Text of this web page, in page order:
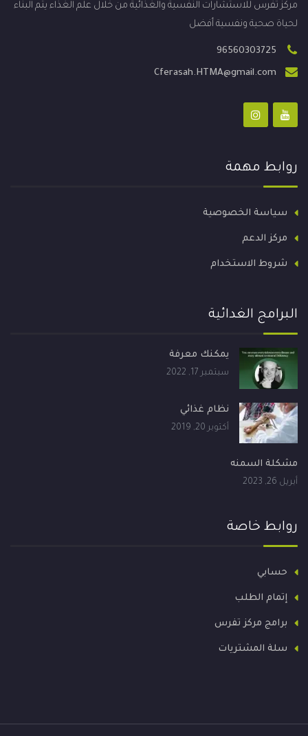
مركز تفرس للاستشارات النفسية والغذائية من خلال علم الغذاء يتم البناء
لحياة صحية ونفسية أفضل
96560303725
Cferasah.HTMA@gmail.com
روابط مهمة
سياسة الخصوصية
مركز الدعم
شروط الاستخدام
البرامج الغدائية
يمكنك معرفة
سبتمبر 17, 2022
نظام غذائي
أكتوبر 20, 2019
مشكلة السمنه
أبريل 26, 2023
روابط خاصة
حسابي
إتمام الطلب
برامج مركز تفرس
سلة المشتريات